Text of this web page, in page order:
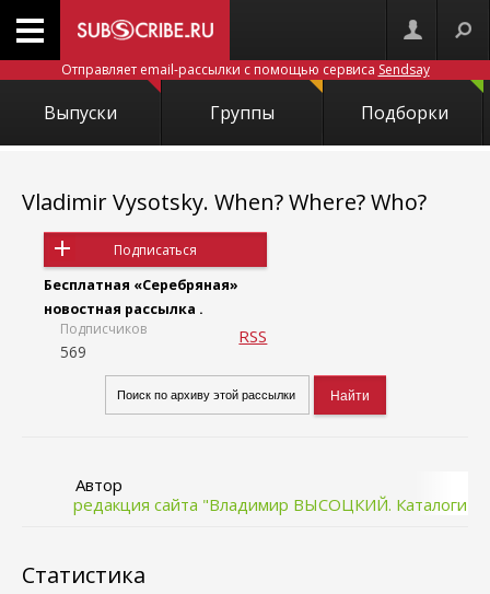
Отправляет email-рассылки с помощью сервиса Sendsay
Выпуски Группы Подборки
Vladimir Vysotsky. When? Where? Who?
Подписаться
Бесплатная «Серебряная»
новостная рассылка .
Подписчиков
569
RSS
Автор
редакция сайта "Владимир ВЫСОЦКИЙ. Каталоги
Статистика